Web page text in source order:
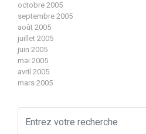
octobre 2005
septembre 2005
août 2005
juillet 2005
juin 2005
mai 2005
avril 2005
mars 2005